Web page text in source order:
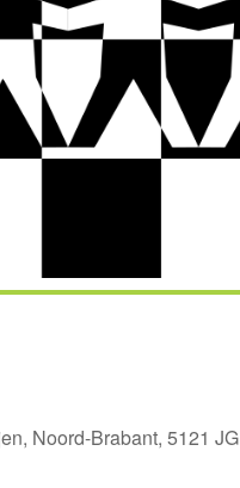
Noord-Brabant, 5121 JG